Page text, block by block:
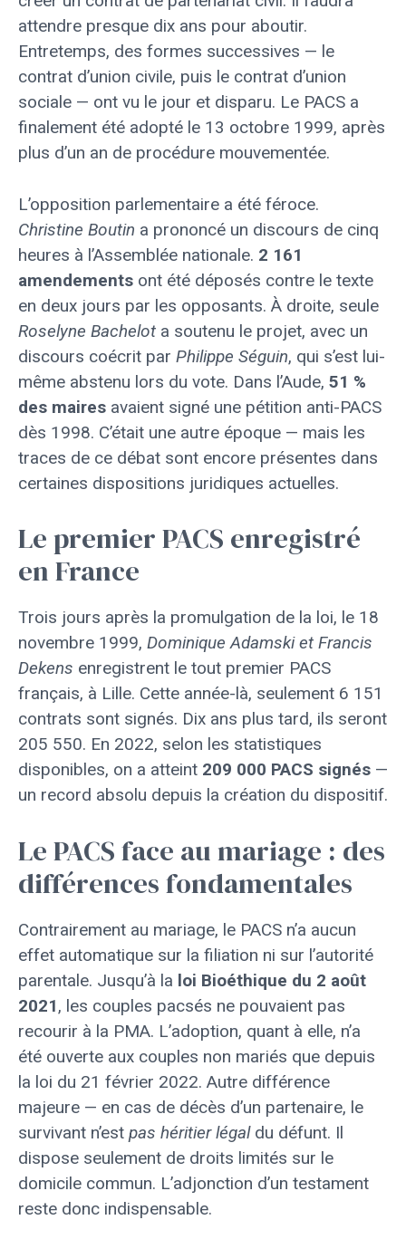
attendre presque dix ans pour aboutir.
Entretemps, des formes successives — le
contrat d’union civile, puis le contrat d’union
sociale — ont vu le jour et disparu. Le PACS a
finalement été adopté le 13 octobre 1999, après
plus d’un an de procédure mouvementée.
L’opposition parlementaire a été féroce.
Christine Boutin a prononcé un discours de cinq
heures à l’Assemblée nationale. 2 161
amendements ont été déposés contre le texte
en deux jours par les opposants. À droite, seule
Roselyne Bachelot a soutenu le projet, avec un
discours coécrit par Philippe Séguin, qui s’est lui-
même abstenu lors du vote. Dans l’Aude, 51 %
des maires avaient signé une pétition anti-PACS
dès 1998. C’était une autre époque — mais les
traces de ce débat sont encore présentes dans
certaines dispositions juridiques actuelles.
Le premier PACS enregistré
en France
Trois jours après la promulgation de la loi, le 18
novembre 1999, Dominique Adamski et Francis
Dekens enregistrent le tout premier PACS
français, à Lille. Cette année-là, seulement 6 151
contrats sont signés. Dix ans plus tard, ils seront
205 550. En 2022, selon les statistiques
disponibles, on a atteint 209 000 PACS signés —
un record absolu depuis la création du dispositif.
Le PACS face au mariage : des
différences fondamentales
Contrairement au mariage, le PACS n’a aucun
effet automatique sur la filiation ni sur l’autorité
parentale. Jusqu’à la loi Bioéthique du 2 août
2021, les couples pacsés ne pouvaient pas
recourir à la PMA. L’adoption, quant à elle, n’a
été ouverte aux couples non mariés que depuis
la loi du 21 février 2022. Autre différence
majeure — en cas de décès d’un partenaire, le
survivant n’est pas héritier légaldu défunt. Il
dispose seulement de droits limités sur le
domicile commun. L’adjonction d’un testament
reste donc indispensable.